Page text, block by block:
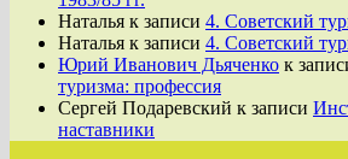
Наталья к записи 4. Советский
Наталья к записи 4. Советский
Юрий Иванович Дьяченко к
туризма: профессия
Сергей Подаревский к записи
наставники